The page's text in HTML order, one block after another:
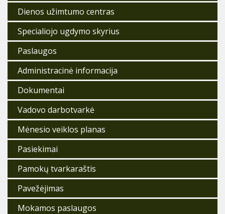
Dienos užimtumo centras
Specialiojo ugdymo skyrius
Paslaugos
Administracinė informacija
Dokumentai
Vadovo darbotvarkė
Mėnesio veiklos planas
Pasiekimai
Pamokų tvarkaraštis
Pavežėjimas
Mokamos paslaugos